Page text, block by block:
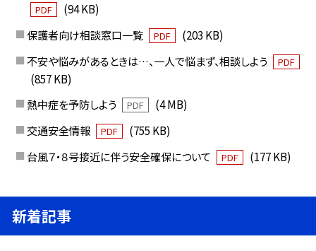
PDF
(94 KB)
保護者向け相談窓口一覧
PDF
(203 KB)
不安や悩みがあるときは…、一人で悩まず、相談しよう
PDF
(857 KB)
熱中症を予防しよう
PDF
(4 MB)
交通安全情報
PDF
(755 KB)
台風７・８号接近に伴う安全確保について
PDF (177 KB)
新着記事